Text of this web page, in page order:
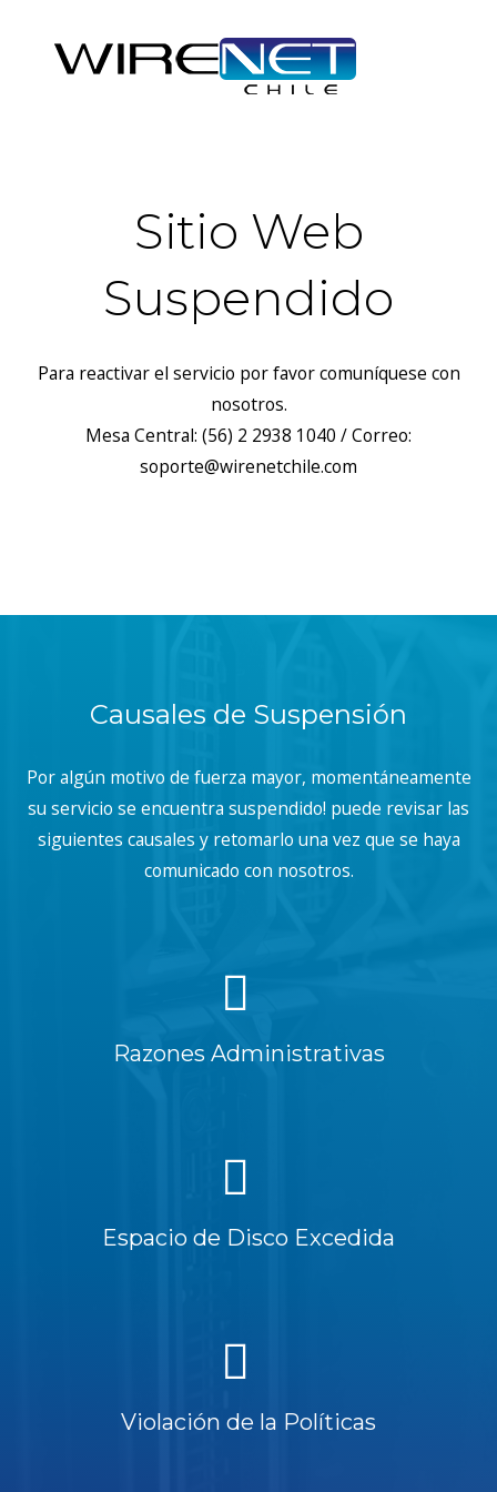
Sitio Web
Suspendido
Para reactivar el servicio por favor comuníquese con
nosotros.
Mesa Central: (56) 2 2938 1040 / Correo:
soporte@wirenetchile.com
Causales de Suspensión
Por algún motivo de fuerza mayor, momentáneamente
su servicio se encuentra suspendido! puede revisar las
siguientes causales y retomarlo una vez que se haya
comunicado con nosotros.
Razones Administrativas
Espacio de Disco Excedida
Violación de la Políticas